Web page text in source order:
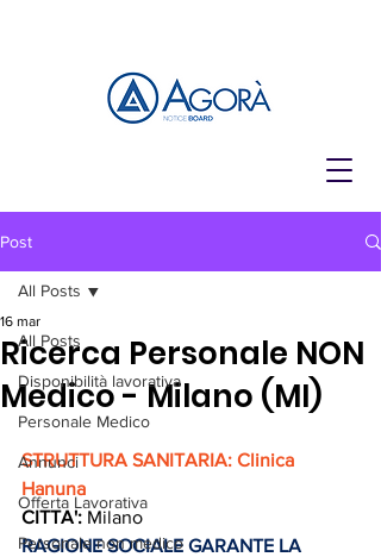
Post
All Posts
Disponibilità lavorativa
Personale Medico
Annunci
Offerta Lavorativa
Personale non medico
All Posts
Ricerca Personale NON
Medico - Milano (MI)
16 mar
STRUTTURA SANITARIA: Clinica
Hanuna
CITTA': Milano
RAGIONE SOCIALE GARANTE LA